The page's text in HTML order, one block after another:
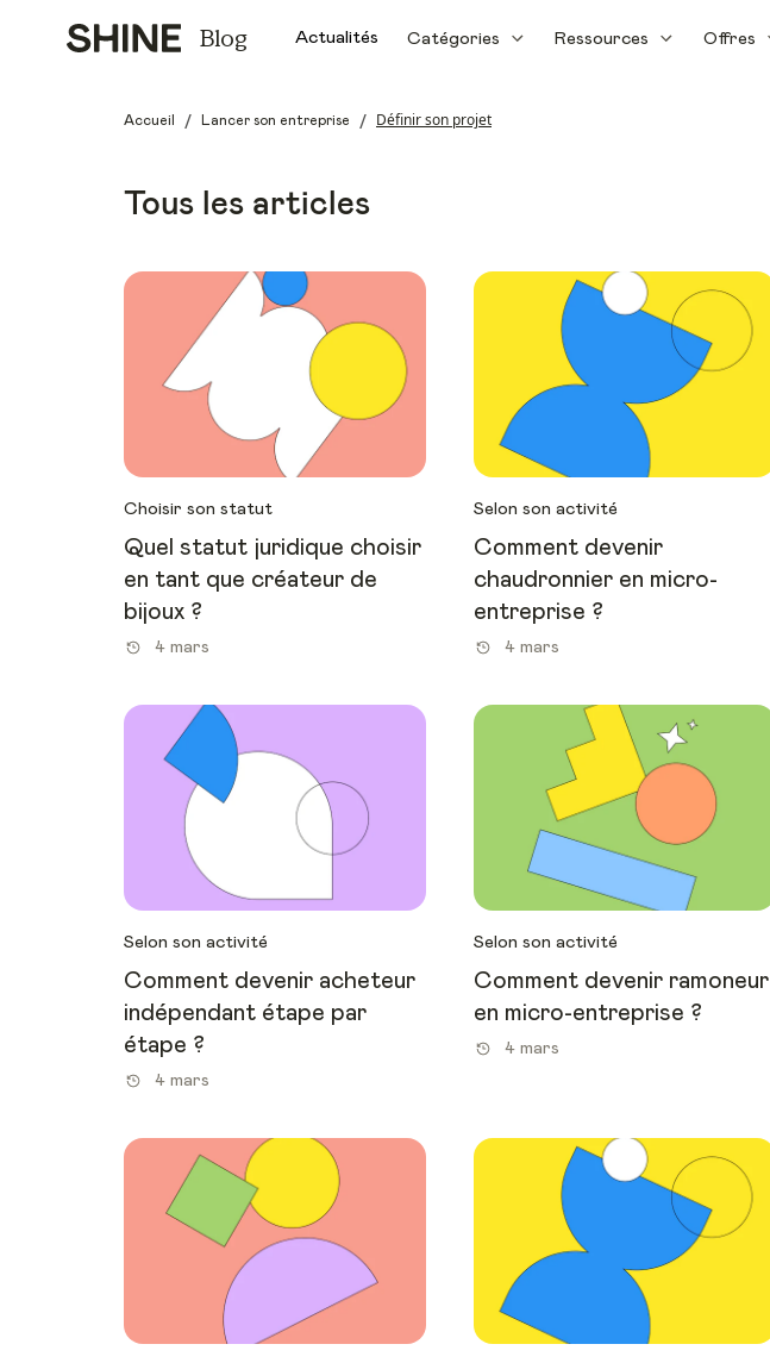
Blog Actualités Catégories Ressources Offres
Accueil / Lancer son entreprise / Définir son projet
Tous les articles
Choisir son statut
Quel statut juridique choisir
en tant que créateur de
bijoux ?
4 mars
Selon son activité
Comment devenir
chaudronnier en micro-
entreprise ?
4 mars
Selon son activité
Comment devenir acheteur
indépendant étape par
étape ?
4 mars
Selon son activité
Comment devenir ramoneur
en micro-entreprise ?
4 mars